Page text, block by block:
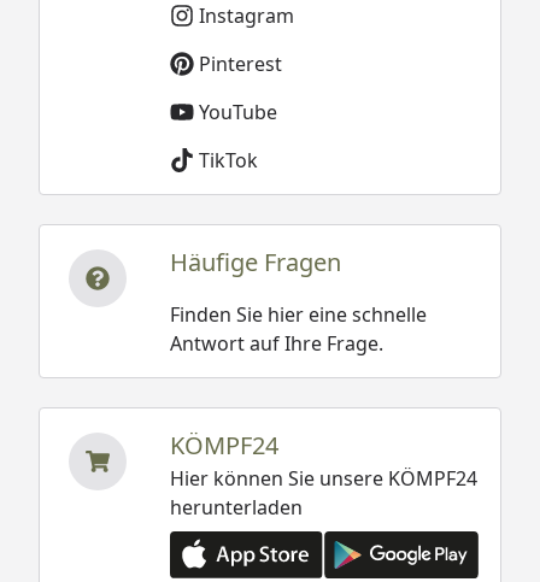
Instagram
Pinterest
YouTube
TikTok
Häufige Fragen
Finden Sie hier eine schnelle
Antwort auf Ihre Frage.
KÖMPF24
Hier können Sie unsere KÖMPF24
herunterladen